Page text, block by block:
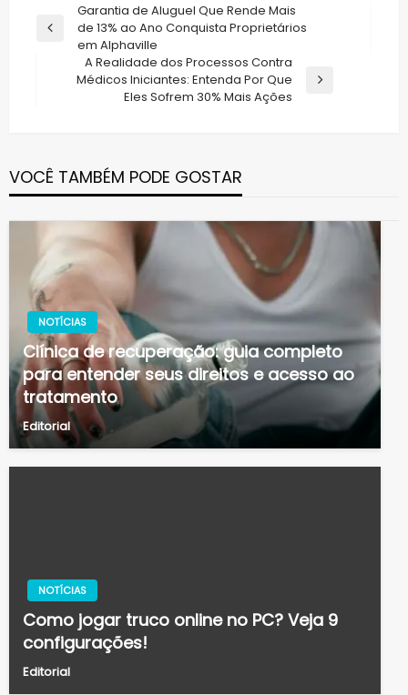
Navegação
de
Previous
Garantia de Aluguel Que Rende Mais
de 13% ao Ano Conquista Proprietários
em Alphaville
Next
A Realidade dos Processos Contra
Médicos Iniciantes: Entenda Por Que
Eles Sofrem 30% Mais Ações
VOCÊ TAMBÉM PODE GOSTAR
NOTÍCIAS
Clínica de recuperação: guia completo
para entender seus direitos e acesso ao
tratamento
Editorial
NOTÍCIAS
Como jogar truco online no PC? Veja 9
configurações!
Editorial